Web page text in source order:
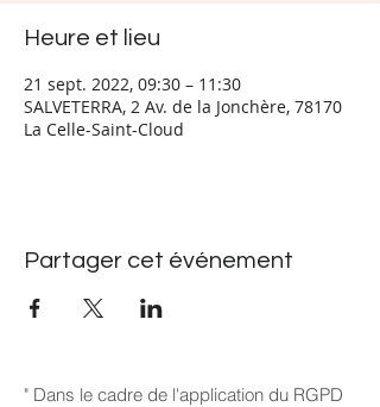
Heure et lieu
21 sept. 2022, 09:30 – 11:30
SALVETERRA, 2 Av. de la Jonchère, 78170
La Celle-Saint-Cloud
Partager cet événement
" Dans le cadre de l'application du RGPD